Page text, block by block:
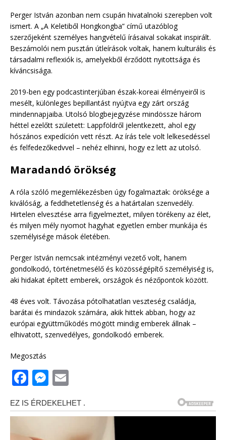
Perger István azonban nem csupán hivatalnoki szerepben volt
ismert. A „A Keletiből Hongkongba” című utazóblog
szerzőjeként személyes hangvételű írásaival sokakat inspirált.
Beszámolói nem pusztán útleírások voltak, hanem kulturális és
társadalmi reflexiók is, amelyekből érződött nyitottsága és
kíváncsisága.
2019-ben egy podcastinterjúban észak-koreai élményeiről is
mesélt, különleges bepillantást nyújtva egy zárt ország
mindennapjaiba. Utolsó blogbejegyzése mindössze három
héttel ezelőtt született: Lappföldről jelentkezett, ahol egy
hószános expedíción vett részt. Az írás tele volt lelkesedéssel
és felfedezőkedvvel – nehéz elhinni, hogy ez lett az utolsó.
Maradandó örökség
A róla szóló megemlékezésben úgy fogalmaztak: öröksége a
kiválóság, a feddhetetlenség és a határtalan szenvedély.
Hirtelen elvesztése arra figyelmeztet, milyen törékeny az élet,
és milyen mély nyomot hagyhat egyetlen ember munkája és
személyisége mások életében.
Perger István nemcsak intézményi vezető volt, hanem
gondolkodó, történetmesélő és közösségépítő személyiség is,
aki hidakat épített emberek, országok és nézőpontok között.
48 éves volt. Távozása pótolhatatlan veszteség családja,
barátai és mindazok számára, akik hittek abban, hogy az
európai együttműködés mögött mindig emberek állnak –
elhivatott, szenvedélyes, gondolkodó emberek.
Megosztás
F
a
c
M
ssai